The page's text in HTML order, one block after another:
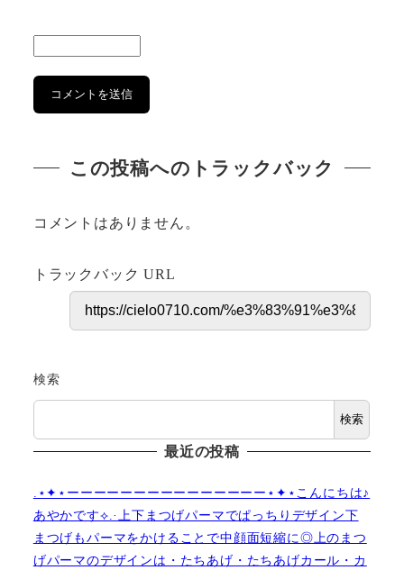
この投稿へのトラックバック
コメントはありません。
トラックバック URL
検索
検索
最近の投稿
.⋆✦⋆ーーーーーーーーーーーーーーー⋆✦⋆こんにちは♪
あやかです︎⟡.·上下まつげパーマでぱっちりデザイン下
まつげもパーマをかけることで中顔面短縮に◎上のまつ
げパーマのデザインは・たちあげ・たちあげカール・カ